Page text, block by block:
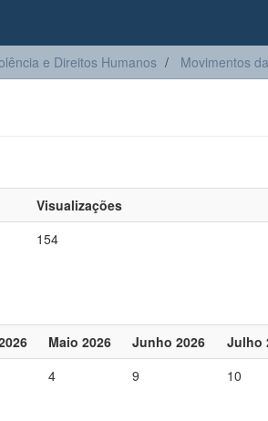
e Direitos Humanos Movimentos
Visualizações
154
Maio 2026 Junho 2026 Julho
4 9 10